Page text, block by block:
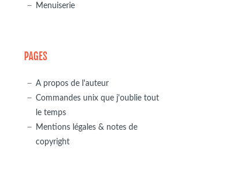
Menuiserie
PAGES
A propos de l'auteur
Commandes unix que j'oublie tout
le temps
Mentions légales & notes de
copyright